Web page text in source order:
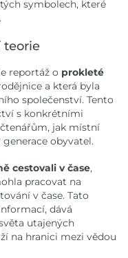
symbolech, které
teorie
reportáž o prokleté
a která byla
společenství. Tento
s konkrétními
jak místní
obyvatel.
cestovali v čase,
pracovat na
v čase. Tato
dává
utajených
na hranici mezi vědou